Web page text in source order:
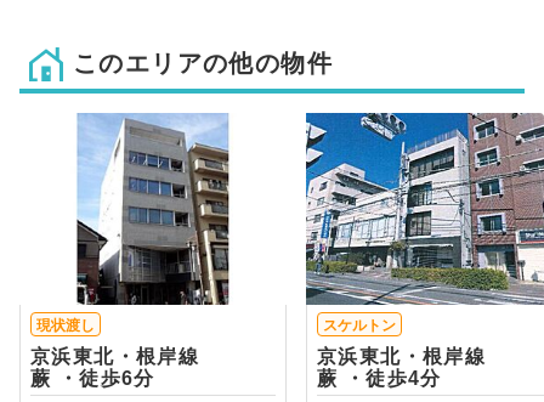
このエリアの他の物件
現状渡し
京浜東北・根岸線
蕨 ・徒歩6分
スケルトン
京浜東北・根岸線
蕨 ・徒歩4分